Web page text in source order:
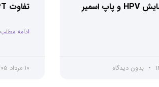
تفاوت آزمایش HPV و پاپ اسمیر
بدون دیدگاه
تفاوت NIPT و آمنیوسنتز چیست؟
ادامه مطلب
۱۰ مرداد ۱۴۰۵